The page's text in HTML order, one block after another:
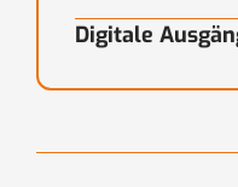
Digitale